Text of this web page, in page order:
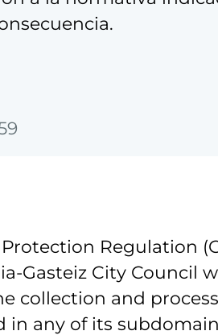
Regulation
Gasteiz City Council
collection and
any of its